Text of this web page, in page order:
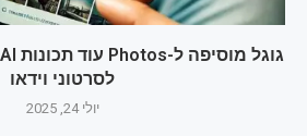
לסרטוני וידאו
יולי 24, 2025